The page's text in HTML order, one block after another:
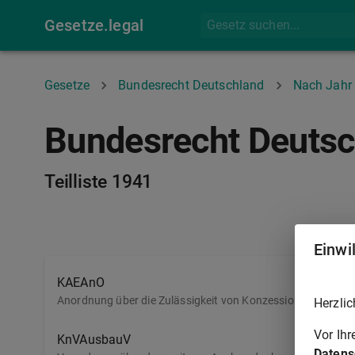
Gesetze.legal
Gesetze Bundesrecht Deutschland Nach Jahr
Bundesrecht
Teilliste 1941
KAEAnO
Anordnung über die Zulässigkeit von
KnVAusbauV Vor